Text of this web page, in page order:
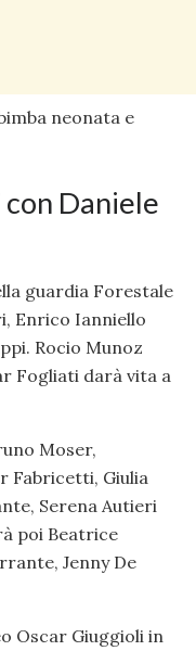
neonata e
con Daniele
guardia Forestale
Enrico Ianniello
Rocio Munoz
Fogliati darà vita a
Moser,
Fabricetti, Giulia
Serena Autieri
poi Beatrice
Jenny De
Oscar Giuggioli in